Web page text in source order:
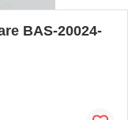
BAS-20024-